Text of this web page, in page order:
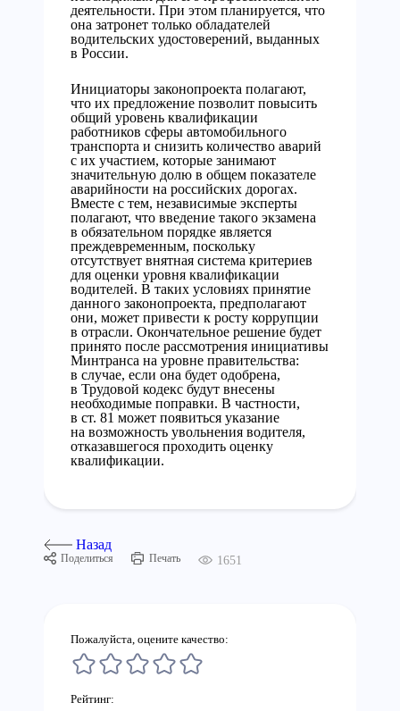
деятельности. При этом планируется, что
она затронет только обладателей
водительских удостоверений, выданных
в России.
Инициаторы законопроекта полагают,
что их предложение позволит повысить
общий уровень квалификации
работников сферы автомобильного
транспорта и снизить количество аварий
с их участием, которые занимают
значительную долю в общем показателе
аварийности на российских дорогах.
Вместе с тем, независимые эксперты
полагают, что введение такого экзамена
в обязательном порядке является
преждевременным, поскольку
отсутствует внятная система критериев
для оценки уровня квалификации
водителей. В таких условиях принятие
данного законопроекта, предполагают
они, может привести к росту коррупции
в отрасли. Окончательное решение будет
принято после рассмотрения инициативы
Минтранса на уровне правительства:
в случае, если она будет одобрена,
в Трудовой кодекс будут внесены
необходимые поправки. В частности,
в ст. 81 может появиться указание
на возможность увольнения водителя,
отказавшегося проходить оценку
квалификации.
Назад
Поделиться Печать 1651
Пожалуйста, оцените качество:
Рейтинг: